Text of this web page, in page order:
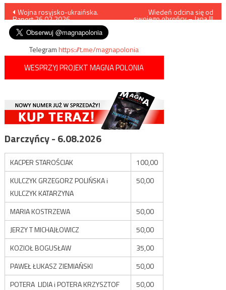
Nawigacja
wpisu
Wojna rosyjsko-ukraińska.
Raport 26.02.2026
Wiedeń odcina się od
swojego obrońcy – Jana III
Telegramhttps://t.me/magnapolonia
WESPRZYJ PROJEKT MAGNA POLONIA
Darczyńcy - 6.08.2026
KACPER STAROŚCIAK
100,00
KULCZYK GRZEGORZ POLIŃSKA i
KULCZYK KATARZYNA
50,00
MARIA KOSTRZEWA
50,00
JERZY T MICHAJŁOWICZ
50,00
KOZIOŁ BOGUSŁAW
35,00
PAWEŁ ŁUKASZ ZIEMIAŃSKI
50,00
POTERA LIDIA i POTERA KRZYSZTOF
50,00